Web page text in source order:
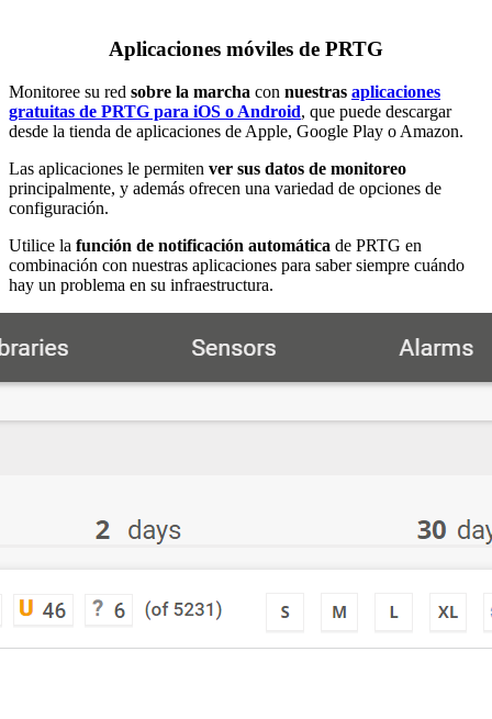
Aplicaciones móviles de PRTG
Monitoree su red sobre la marcha con nuestras aplicaciones
gratuitas de PRTG para iOS o Android, que puede descargar
desde la tienda de aplicaciones de Apple, Google Play o Amazon.
Las aplicaciones le permiten ver sus datos de monitoreo
principalmente, y además ofrecen una variedad de opciones de
configuración.
Utilice la función de notificación automática de PRTG en
combinación con nuestras aplicaciones para saber siempre cuándo
hay un problema en su infraestructura.